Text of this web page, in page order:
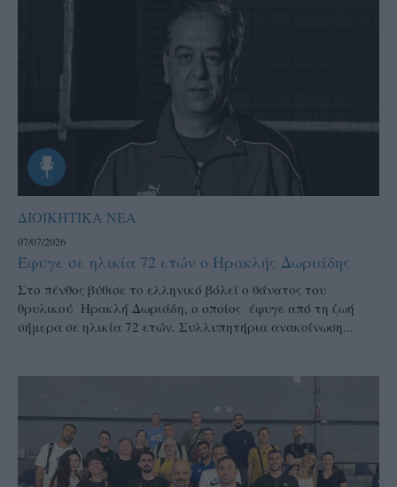
ΔΙΟΙΚΗΤΙΚΑ ΝΕΑ
07/07/2026
Έφυγε σε ηλικία 72 ετών ο Ηρακλής Δωριάδης
Στο πένθος βύθισε το ελληνικό βόλεϊ ο θάνατος του
θρυλικού Ηρακλή Δωριάδη, ο οποίος έφυγε από τη ζωή
σήμερα σε ηλικία 72 ετών. Συλλυπητήρια ανακοίνωση...